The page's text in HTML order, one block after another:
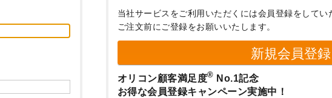
当社サービスをご利用いただくには会員登録をしてい
ご注文前にご登録をお願いいたします。
新規会員登録
オリコン顧客満足度® No.1記念
お得な会員登録キャンペーン実施中！